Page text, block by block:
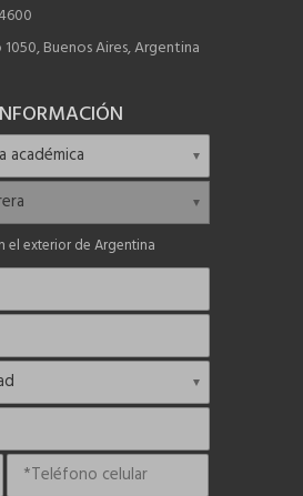
Buenos Aires, Argentina
el exterior de Argentina